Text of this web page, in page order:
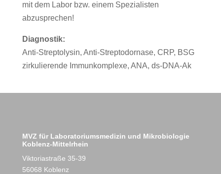
mit dem Labor bzw. einem Spezialisten
abzusprechen!
Diagnostik:
Anti-Streptolysin, Anti-Streptodornase, CRP, BSG
zirkulierende Immunkomplexe, ANA, ds-DNA-Ak
MVZ für Laboratoriumsmedizin und Mikrobiologie
Koblenz-Mittelrhein
Viktoriastraße 35-39
56068 Koblenz